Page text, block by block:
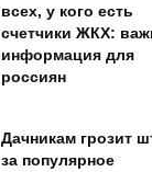
всех, у кого есть
счетчики ЖКХ:
информация для
россиян
Дачникам грозит
за популярное